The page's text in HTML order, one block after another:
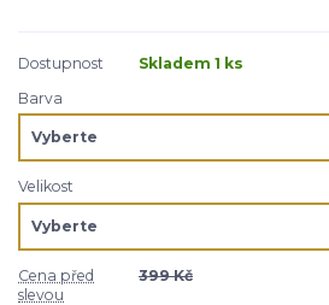
Dostupnost
Skladem 1 ks
Barva
Velikost
Cena před
slevou
399 Kč